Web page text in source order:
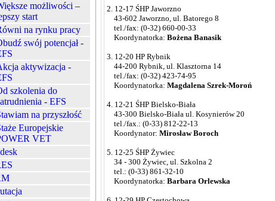
możliwości –
start
na rynku pracy
swój potencjał -
aktywizacja -
szkolenia do
- EFS
na przyszłość
Europejskie
VET
2. 12-17 ŚHP Jaworzno
43-602 Jaworzno, ul. Batorego 8
tel./fax: (0-32) 660-00-33
Koordynatorka: Bożena Banasik
3. 12-20 HP Rybnik
44-200 Rybnik, ul. Klasztorna 14
tel./fax: (0-32) 423-74-95
Koordynatorka: Magdalena Szrek-Moroń
4. 12-21 ŚHP Bielsko-Biała
43-300 Bielsko-Biała ul. Kosynierów 20
tel./fax.: (0-33) 812-22-13
Koordynator: Mirosław Boroch
5. 12-25 ŚHP Żywiec
34 - 300 Żywiec, ul. Szkolna 2
tel.: (0-33) 861-32-10
Koordynatorka: Barbara Orlewska